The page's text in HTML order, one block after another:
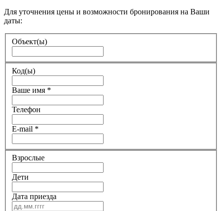
Для уточнения цены и возможности бронирования на Ваши
даты:
Объект(ы)
Код(ы)
Ваше имя *
Телефон
E-mail *
Взрослые
Дети
Дата приезда